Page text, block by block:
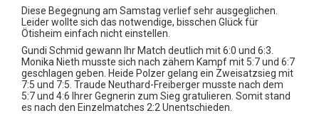
Diese Begegnung am Samstag verlief sehr ausgeglichen.
Leider wollte sich das notwendige, bisschen Glück für
Ötisheim einfach nicht einstellen.
Gundi Schmid gewann Ihr Match deutlich mit 6:0 und 6:3.
Monika Nieth musste sich nach zähem Kampf mit 5:7 und 6:7
geschlagen geben. Heide Polzer gelang ein Zweisatzsieg mit
7:5 und 7:5. Traude Neuthard-Freiberger musste nach dem
5:7 und 4:6 Ihrer Gegnerin zum Sieg gratulieren. Somit stand
es nach den Einzelmatches 2:2 Unentschieden.